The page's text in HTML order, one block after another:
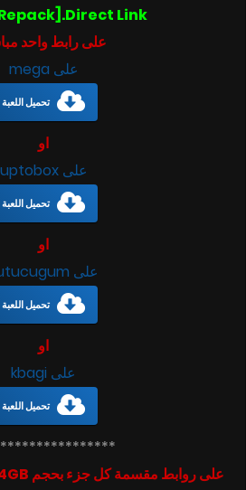
Link
على رابط واحد
على mega
تحميل اللعبة
او
على uptobox
تحميل اللعبة
او
على kutucugum
تحميل اللعبة
او
على kbagi
تحميل اللعبة
على روابط مقسمة كل جزء بحجم 4GB المواقع تدعم الاستبدال